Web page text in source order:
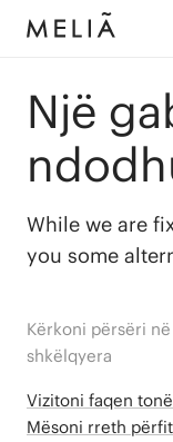
Një
While we are
you some
Kërkoni përsëri
shkëlqyera
Vizitoni faqen
Mësoni rreth